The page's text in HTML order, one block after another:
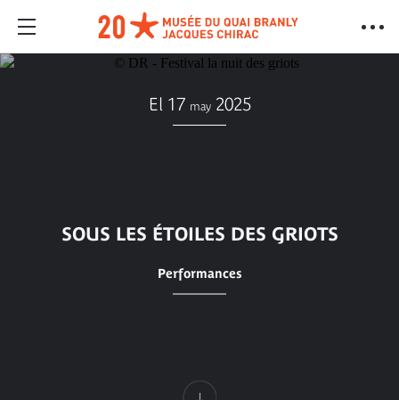
El 17 may 2025
SOUS LES ÉTOILES DES GRIOTS
Performances